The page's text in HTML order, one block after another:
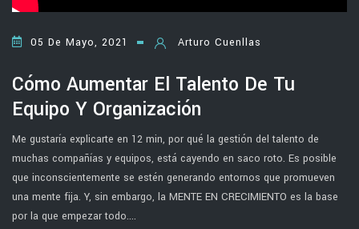
05 De Mayo, 2021 Arturo Cuenllas
Cómo Aumentar El Talento De Tu
Equipo Y Organización
Me gustaría explicarte en 12 min, por qué la gestión del talento de
muchas compañías y equipos, está cayendo en saco roto. Es posible
que inconscientemente se estén generando entornos que promueven
una mente fija. Y, sin embargo, la MENTE EN CRECIMIENTO es la base
por la que empezar todo....